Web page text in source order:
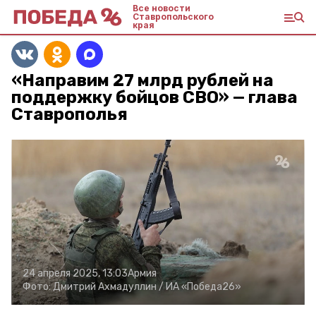
Все новости
Ставропольского
края
«Направим 27 млрд рублей на
поддержку бойцов СВО» — глава
Ставрополья
24 апреля 2025, 13:03Армия
Фото:Дмитрий Ахмадуллин / ИА «Победа26»